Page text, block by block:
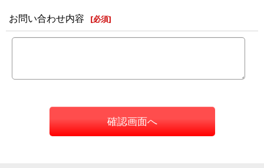
お問い合わせ内容 [必須]
確認画面へ